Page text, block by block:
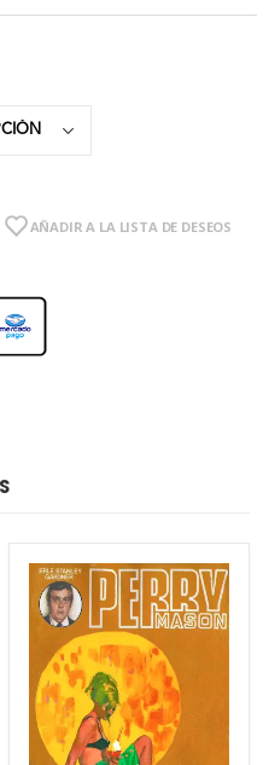
AÑADIR A LA LISTA DE DESEOS